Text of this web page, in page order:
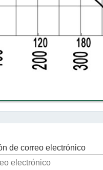
de correo electrónico